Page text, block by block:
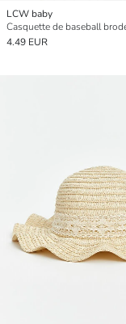
LCW baby
4.49 EUR